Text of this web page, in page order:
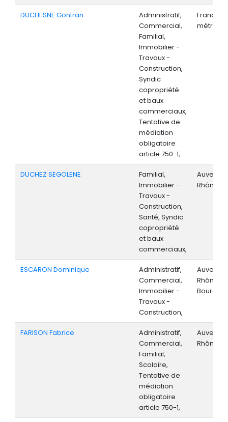
DUCHESNE Gontran
Administratif,
Commercial,
Familial,
Immobilier -
Travaux -
Construction,
Syndic
copropriété
et baux
commerciaux,
Tentative de
médiation
obligatoire
article 750-1,
France
DUCHEZ SEGOLENE
Familial,
Immobilier -
Travaux -
Construction,
Santé, Syndic
copropriété
et baux
commerciaux,
Rhône-
ESCARON Dominique
Administratif,
Commercial,
Immobilier -
Travaux -
Construction,
Rhône-
FARISON Fabrice
Administratif,
Commercial,
Familial,
Scolaire,
Tentative de
médiation
obligatoire
article 750-1,
Rhône-